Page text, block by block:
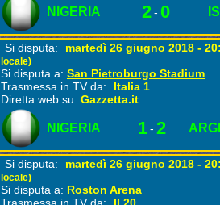
NIGERIA 2- 0
Si disputa: martedì 26 giugno 2018 -
locale)
Si disputa a: San Pietroburgo Stadium
Trasmessa in TV da:
Italia 1
Diretta web su: Gazzetta.it
NIGERIA 1- 2
Si disputa: martedì 26 giugno 2018 -
locale)
Si disputa a: Roston Arena